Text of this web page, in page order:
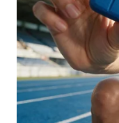
WN
MALUKU
WN
MALUT